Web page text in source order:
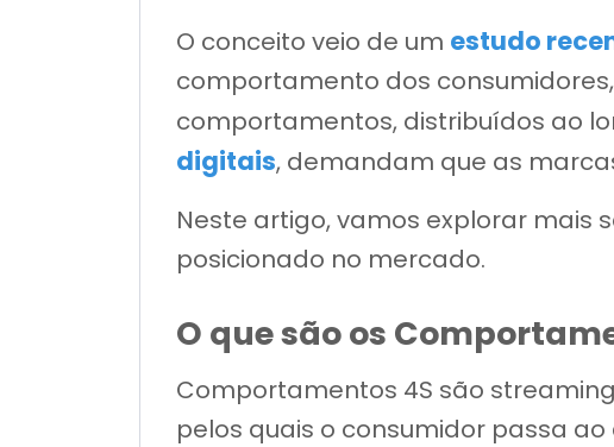
O conceito veio de um estudo
comportamento dos
comportamentos, distribuídos ao
digitais, demandam que as
Neste artigo, vamos explorar
posicionado no mercado.
O que são os
Comportamentos 4S são
pelos quais o consumidor passa